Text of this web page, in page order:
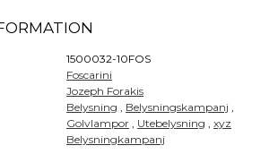
1500032-10FOS
Foscarini
Jozeph Forakis
Belysning , Belysningskampanj ,
Golvlampor , Utebelysning ,xyz
Belysningkampanj